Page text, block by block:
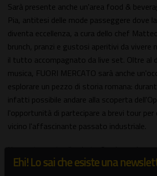
Sarà presente anche un'area food &
Pia, antitesi delle mode passeggere dove
diventa eccellenza, a cura dello chef
brunch, pranzi e gustosi aperitivi da vivere
il tutto accompagnato da live set. Oltre al
musica, FUORI MERCATO sarà anche
esplorare un pezzo di storia romana:
infatti possibile andare alla scoperta
l'opportunità di partecipare a brevi tour per
vicino l'affascinante passato industriale.
L'appuntamento di sabato 6 e domenica 7
di quest'anno, un'occasione esclusiva per
Ehi! Lo sai che esiste una